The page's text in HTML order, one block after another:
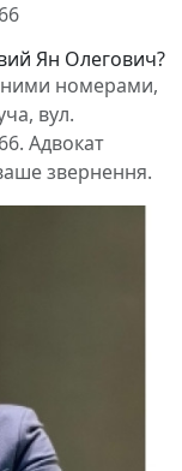
Ян Олегович?
номерами,
вул.
Адвокат
звернення.